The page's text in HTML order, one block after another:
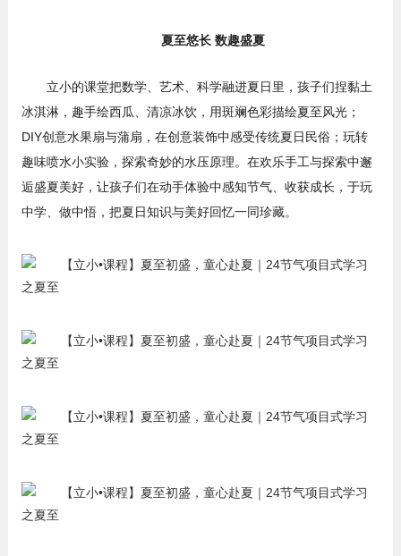
夏至悠长 数趣盛夏
立小的课堂把数学、艺术、科学融进夏日里，孩子们捏黏土
冰淇淋，趣手绘西瓜、清凉冰饮，用斑斓色彩描绘夏至风光；
DIY创意水果扇与蒲扇，在创意装饰中感受传统夏日民俗；玩转
趣味喷水小实验，探索奇妙的水压原理。在欢乐手工与探索中邂
逅盛夏美好，让孩子们在动手体验中感知节气、收获成长，于玩
中学、做中悟，把夏日知识与美好回忆一同珍藏。